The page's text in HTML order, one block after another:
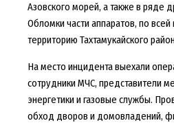
Азовского морей, а также в ряде
Обломки части аппаратов, по
территорию Тахтамукайского
На место инцидента выехали
сотрудники МЧС, представители
энергетики и газовые службы.
обход дворов и домовладений,